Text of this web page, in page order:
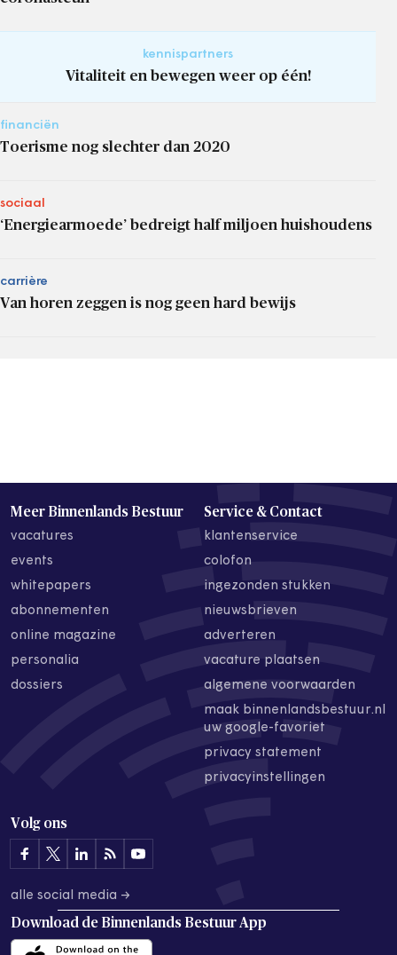
kennispartners
Vitaliteit en bewegen weer op één!
financiën
Toerisme nog slechter dan 2020
sociaal
‘Energiearmoede’ bedreigt half miljoen huishoudens
carrière
Van horen zeggen is nog geen hard bewijs
Meer Binnenlands Bestuur
vacatures
events
whitepapers
abonnementen
online magazine
personalia
dossiers
Service & Contact
klantenservice
colofon
ingezonden stukken
nieuwsbrieven
adverteren
vacature plaatsen
algemene voorwaarden
maak binnenlandsbestuur.nl
uw google-favoriet
privacy statement
privacyinstellingen
Volg ons
alle social media →
Download de Binnenlands Bestuur App